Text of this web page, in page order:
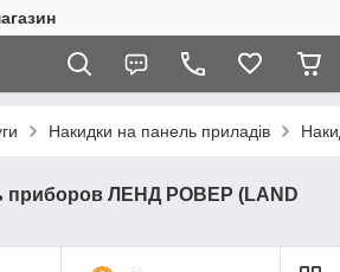
Накидки на панель приладів
приборов ЛЕНД РОВЕР (LAND